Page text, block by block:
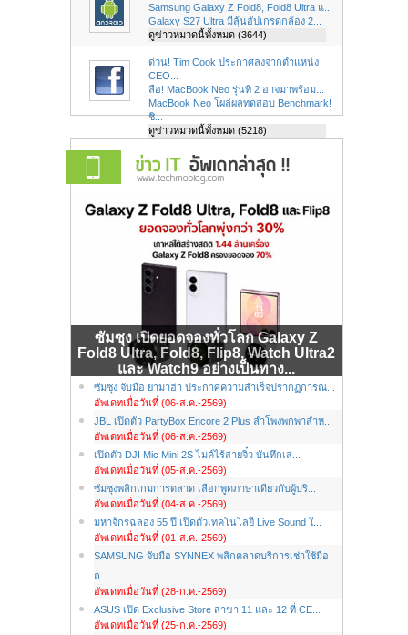
Samsung Galaxy Z Fold8, Fold8 Ultra แ...
Galaxy S27 Ultra มีลุ้นอัปเกรดกล้อง 2...
ดูข่าวหมวดนี้ทั้งหมด (3644)
ด่วน! Tim Cook ประกาศลงจากตำแหน่ง
CEO...
ลือ! MacBook Neo รุ่นที่ 2 อาจมาพร้อม...
MacBook Neo โผล่ผลทดสอบ Benchmark!
ชิ...
ดูข่าวหมวดนี้ทั้งหมด (5218)
ซัมซุง เปิดยอดจองทั่วโลก Galaxy Z
Fold8 Ultra, Fold8, Flip8, Watch Ultra2
และ Watch9 อย่างเป็นทาง...
ซัมซุง จับมือ ยามาฮ่า ประกาศความสำเร็จปรากฏการณ...
อัพเดทเมื่อวันที่ (06-ส.ค.-2569)
JBL เปิดตัว PartyBox Encore 2 Plus ลำโพงพกพาสำห...
อัพเดทเมื่อวันที่ (06-ส.ค.-2569)
เปิดตัว DJI Mic Mini 2S ไมค์ไร้สายจิ๋ว บันทึกเส...
อัพเดทเมื่อวันที่ (05-ส.ค.-2569)
ซัมซุงพลิกเกมการตลาด เลือกพูดภาษาเดียวกับผู้บริ...
อัพเดทเมื่อวันที่ (04-ส.ค.-2569)
มหาจักรฉลอง 55 ปี เปิดตัวเทคโนโลยี Live Sound ใ...
อัพเดทเมื่อวันที่ (01-ส.ค.-2569)
SAMSUNG จับมือ SYNNEX พลิกตลาดบริการเช่าใช้มือ
ถ...
อัพเดทเมื่อวันที่ (28-ก.ค.-2569)
ASUS เปิด Exclusive Store สาขา 11 และ 12 ที่ CE...
อัพเดทเมื่อวันที่ (25-ก.ค.-2569)